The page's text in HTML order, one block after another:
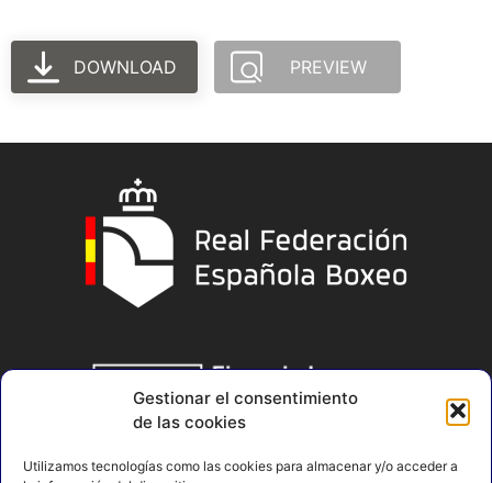
Gestionar el consentimiento
de las cookies
Utilizamos tecnologías como las cookies para almacenar y/o acceder a
DOWNLOAD PREVIEW